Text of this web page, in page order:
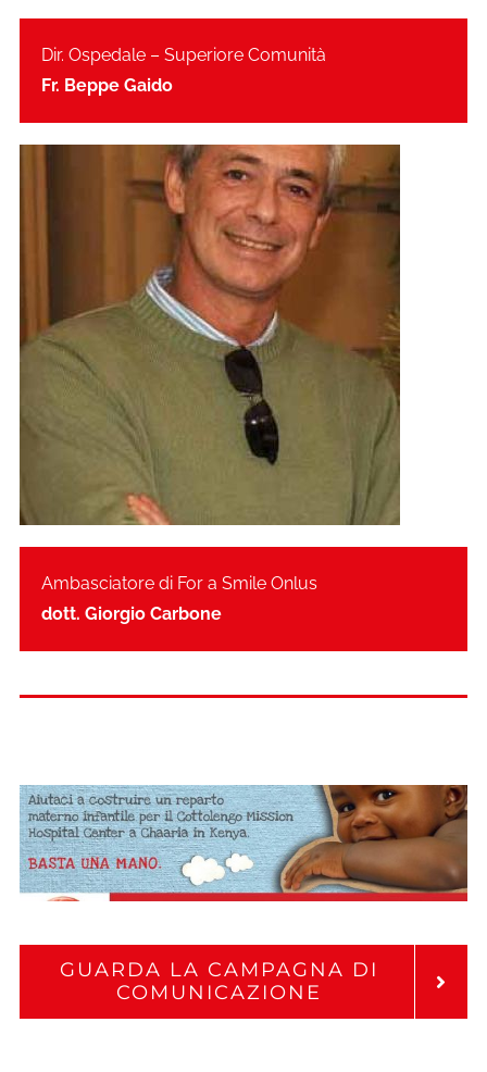
Dir. Ospedale – Superiore Comunità
Fr. Beppe Gaido
Ambasciatore di For a Smile Onlus
dott. Giorgio Carbone
GUARDA LA CAMPAGNA DI
COMUNICAZIONE